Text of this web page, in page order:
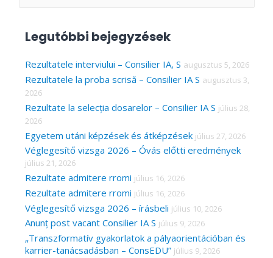
c
h
f
o
r
:
Legutóbbi bejegyzések
Rezultatele interviului – Consilier IA, S augusztus 5, 2026
Rezultatele la proba scrisă – Consilier IA S augusztus 3,
2026
Rezultate la selecția dosarelor – Consilier IA S július 28,
2026
Egyetem utáni képzések és átképzések július 27, 2026
Véglegesítő vizsga 2026 – Óvás előtti eredmények
július 21, 2026
Rezultate admitere rromi július 16, 2026
Rezultate admitere rromi július 16, 2026
Véglegesítő vizsga 2026 – írásbeli július 10, 2026
Anunț post vacant Consilier IA S július 9, 2026
„Transzformatív gyakorlatok a pályaorientációban és
karrier-tanácsadásban – ConsEDU” július 9, 2026